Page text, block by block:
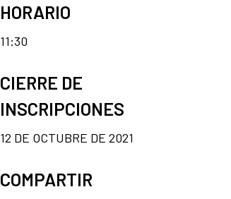
HORARIO
11:30
CIERRE DE
INSCRIPCIONES
12 DE OCTUBRE DE 2021
COMPARTIR